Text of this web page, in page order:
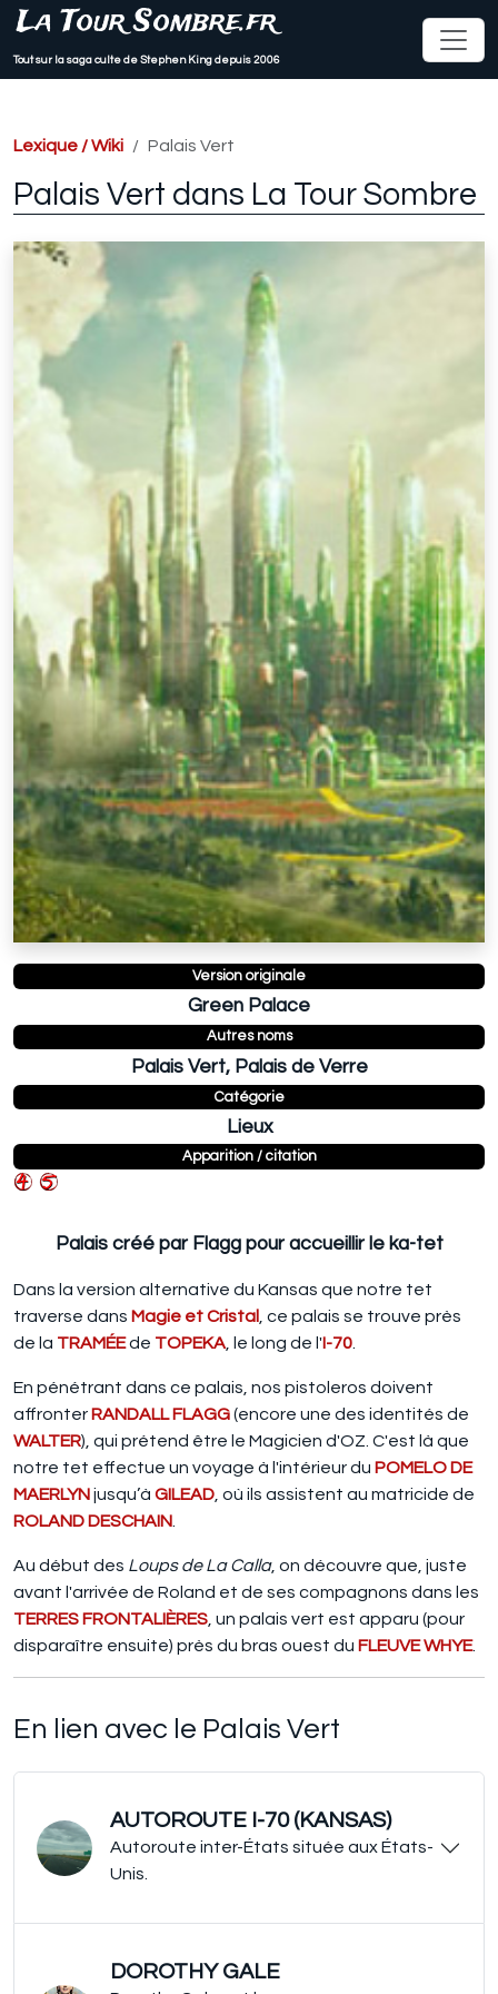
La Tour Sombre.fr
Tout sur la saga culte de Stephen King depuis 2006
Lexique / Wiki Palais Vert
Palais Vert dans La Tour Sombre
Version originale
Green Palace
Autres noms
Palais Vert, Palais de Verre
Catégorie
Lieux
Apparition / citation
Palais créé par Flagg pour accueillir le ka-tet
Dans la version alternative du Kansas que notre tet
traverse dans Magie et Cristal , ce palais se trouve près
de la TRAMÉEde TOPEKA, le long de l'I-70.
En pénétrant dans ce palais, nos pistoleros doivent
affronter RANDALL FLAGG(encore une des identités de
WALTER), qui prétend être le Magicien d'OZ. C'est là que
notre tet effectue un voyage à l'intérieur du POMELO DE
MAERLYNjusqu’à GILEAD, où ils assistent au matricide de
ROLAND DESCHAIN.
Au début des Loups de La Calla, on découvre que, juste
avant l'arrivée de Roland et de ses compagnons dans les
TERRES FRONTALIÈRES, un palais vert est apparu (pour
disparaître ensuite) près du bras ouest du FLEUVE WHYE.
En lien avec le Palais Vert
AUTOROUTE I-70 (KANSAS)
Autoroute inter-États située aux États-
Unis.
DOROTHY GALE